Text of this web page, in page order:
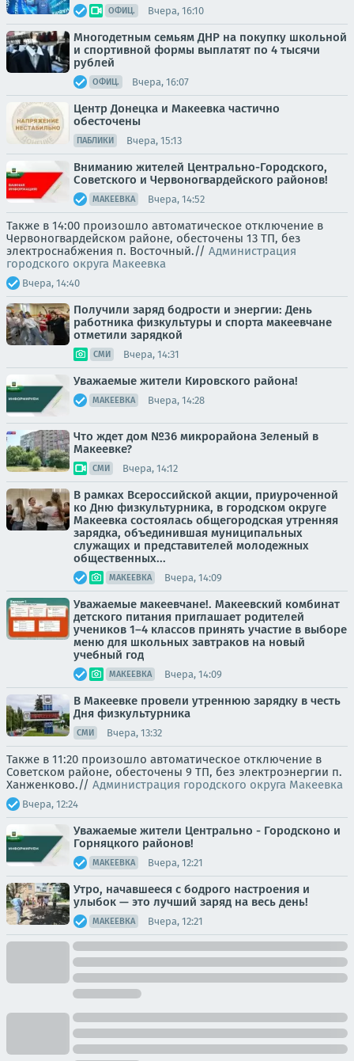
ОФИЦ. Вчера, 16:10
Многодетным семьям ДНР на покупку школьной
и спортивной формы выплатят по 4 тысячи
рублей
ОФИЦ. Вчера, 16:07
Центр Донецка и Макеевка частично
обесточены
ПАБЛИКИ Вчера, 15:13
Вниманию жителей Центрально-Городского,
Советского и Червоногвардейского районов!
МАКЕЕВКА Вчера, 14:52
Также в 14:00 произошло автоматическое отключение в
Червоногвардейском районе, обесточены 13 ТП, без
электроснабжения п. Восточный.// Администрация
городского округа Макеевка
Вчера, 14:40
Получили заряд бодрости и энергии: День
работника физкультуры и спорта макеевчане
отметили зарядкой
СМИ Вчера, 14:31
Уважаемые жители Кировского района!
МАКЕЕВКА Вчера, 14:28
Что ждет дом №36 микрорайона Зеленый в
Макеевке?
СМИ Вчера, 14:12
В рамках Всероссийской акции, приуроченной
ко Дню физкультурника, в городском округе
Макеевка состоялась общегородская утренняя
зарядка, объединившая муниципальных
служащих и представителей молодежных
общественных...
МАКЕЕВКА Вчера, 14:09
Уважаемые макеевчане!. Макеевский комбинат
детского питания приглашает родителей
учеников 1–4 классов принять участие в выборе
меню для школьных завтраков на новый
учебный год
МАКЕЕВКА Вчера, 14:09
В Макеевке провели утреннюю зарядку в честь
Дня физкультурника
СМИ Вчера, 13:32
Также в 11:20 произошло автоматическое отключение в
Советском районе, обесточены 9 ТП, без электроэнергии п.
Ханженково.// Администрация городского округа Макеевка
Вчера, 12:24
Уважаемые жители Центрально - Городсконо и
Горняцкого районов!
МАКЕЕВКА Вчера, 12:21
Утро, начавшееся с бодрого настроения и
улыбок — это лучший заряд на весь день!
МАКЕЕВКА Вчера, 12:21